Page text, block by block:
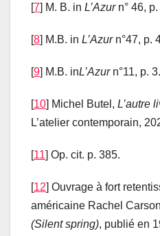
[7] M. B. in L’Azurn° 46, p.
[8] M.B. in L’Azurn°47, p.
[9] M.B. inL’Azurn°11, p. 3.
[10] Michel Butel, L’autre
L’atelier contemporain,
[11] Op. cit. p. 385.
[12] Ouvrage à fort
américaine Rachel
(Silent spring), publié en